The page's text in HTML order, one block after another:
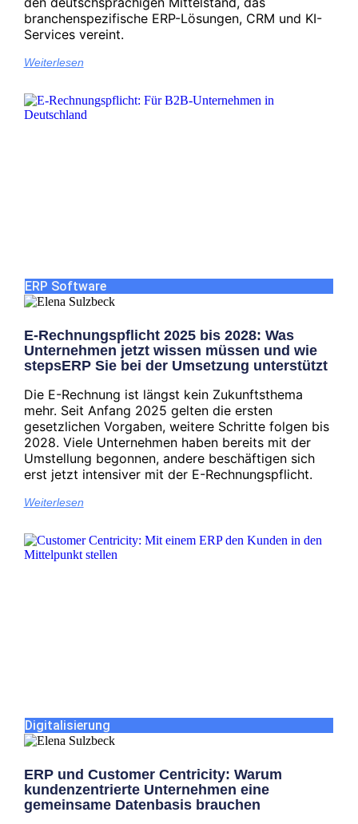
branchenspezifische ERP-Lösungen, CRM und KI-
Services vereint.
Weiterlesen
ERP Software
E-Rechnungspflicht 2025 bis 2028: Was
Unternehmen jetzt wissen müssen und wie
stepsERP Sie bei der Umsetzung unterstützt
Die E-Rechnung ist längst kein Zukunftsthema
mehr. Seit Anfang 2025 gelten die ersten
gesetzlichen Vorgaben, weitere Schritte folgen bis
2028. Viele Unternehmen haben bereits mit der
Umstellung begonnen, andere beschäftigen sich
erst jetzt intensiver mit der E-Rechnungspflicht.
Weiterlesen
Digitalisierung
ERP und Customer Centricity: Warum
kundenzentrierte Unternehmen eine
gemeinsame Datenbasis brauchen